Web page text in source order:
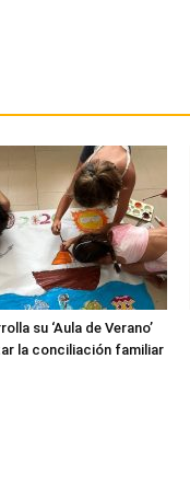
su ‘Aula de Verano’
la conciliación familiar